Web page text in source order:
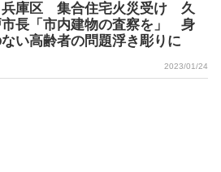
兵庫区 集合住宅火災受け 久
市長「市内建物の査察を」 身
い高齢者の問題浮き彫りに
2023/01/24